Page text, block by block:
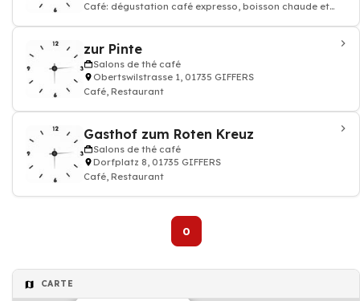
Café: dégustation café expresso, boisson chaude et
zur Pinte
Salons de thé café
Obertswilstrasse 1, 01735 GIFFERS
Café, Restaurant
Gasthof zum Roten Kreuz
Salons de thé café
Dorfplatz 8, 01735 GIFFERS
Café, Restaurant
0
CARTE